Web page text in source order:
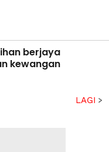
berjaya
kewangan
LAGI